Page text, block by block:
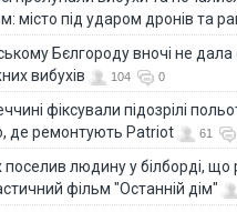
місто під ударом дронів та
Бєлгороду вночі не дала
вибухів
104 0
фіксували підозрілі
де ремонтують Patriot
61
поселив людину у білборді, що
фільм "Останній дім"